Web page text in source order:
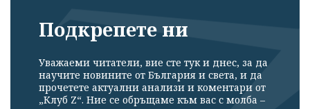
Подкрепете ни
Уважаеми читатели, вие сте тук и днес, за да
научите новините от България и света, и да
прочетете актуални анализи и коментари от
„Клуб Z“. Ние се обръщаме към вас с молба –